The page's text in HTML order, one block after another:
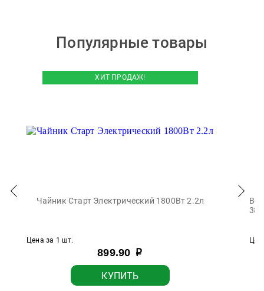
Популярные товары
ХИТ ПРОДАЖ!
Чайник Старт Электрический 1800Вт 2.2л
Цена за 1 шт.
899.90 р
КУПИТЬ